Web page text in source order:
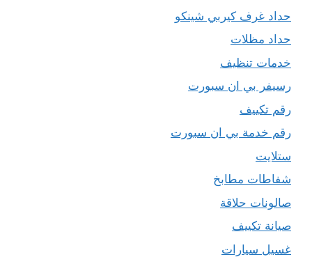
حداد غرف كيربي شينكو
حداد مظلات
خدمات تنظيف
رسيفر بي ان سبورت
رقم تكييف
رقم خدمة بي ان سبورت
ستلايت
شفاطات مطابخ
صالونات حلاقة
صيانة تكييف
غسيل سيارات